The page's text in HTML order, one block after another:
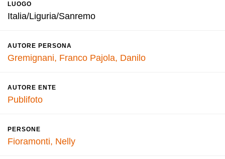
LUOGO
Italia/Liguria/Sanremo
AUTORE PERSONA
Gremignani, Franco Pajola, Danilo
AUTORE ENTE
Publifoto
PERSONE
Fioramonti, Nelly